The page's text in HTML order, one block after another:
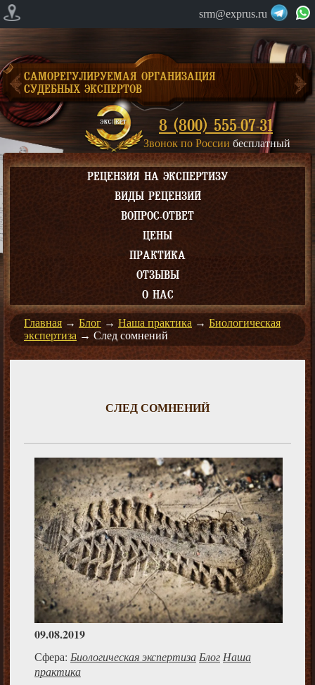
srm@exprus.ru
САМОРЕГУЛИРУЕМАЯ ОРГАНИЗАЦИЯ
СУДЕБНЫХ ЭКСПЕРТОВ
8 (800) 555-07-31
Звонок по России бесплатный
РЕЦЕНЗИЯ НА ЭКСПЕРТИЗУ
ВИДЫ РЕЦЕНЗИЙ
ВОПРОС-ОТВЕТ
ЦЕНЫ
ПРАКТИКА
ОТЗЫВЫ
О НАС
Главная → Блог → Наша практика → Биологическая
экспертиза → След сомнений
СЛЕД СОМНЕНИЙ
09.08.2019
Сфера: Биологическая экспертизаБлогНаша
практика